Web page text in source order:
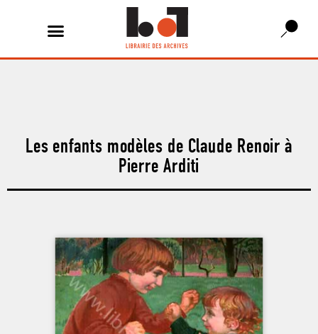
Les enfants modèles de Claude Renoir à
Pierre Arditi